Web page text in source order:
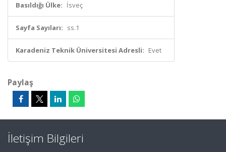
Basıldığı Ülke: İsveç
Sayfa Sayıları: ss.1
Karadeniz Teknik Üniversitesi Adresli: Evet
Paylaş
İletişim Bilgileri